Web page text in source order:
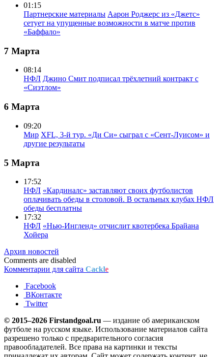
01:15
Партнерские материалы Аарон Роджерс из «Джетс»
сетует на упущенные возможности в матче против
«Баффало»
7 Марта
08:14
НФЛ Джино Смит подписал трёхлетний контракт с
«Сиэтлом»
6 Марта
09:20
Мир XFL, 3-й тур. «Ди Си» сыграл с «Сент-Луисом» и
другие результаты
5 Марта
17:52
НФЛ «Кардиналс» заставляют своих футболистов
оплачивать обеды в столовой. В остальных клубах НФЛ
обеды бесплатны
17:32
НФЛ «Нью-Ингленд» отчислит квотербека Брайана
Хойера
Архив новостей
Comments are disabled
Комментарии для сайта Cackle
Facebook
ВКонтакте
Twitter
© 2015–2026 Firstandgoal.ru — издание об американском
футболе на русском языке. Использование материалов cайта
разрешено только с предварительного согласия
правообладателей. Все права на картинки и тексты